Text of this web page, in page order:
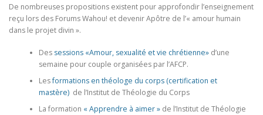
De nombreuses propositions existent pour approfondir l’enseignement
reçu lors des Forums Wahou! et devenir Apôtre de l’« amour humain
dans le projet divin ».
Des sessions «Amour, sexualité et vie chrétienne»d’une
semaine pour couple organisées par l’AFCP.
Lesformations en théologe du corps (certification et
mastère) de l’Institut de Théologie du Corps
La formation « Apprendre à aimer »de l’Institut de Théologie